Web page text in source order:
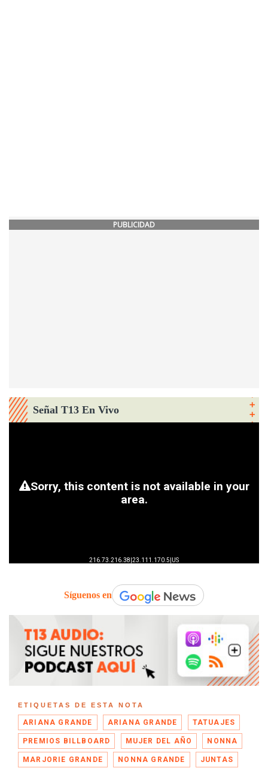
PUBLICIDAD
Señal T13 En Vivo
Síguenos en
ETIQUETAS DE ESTA NOTA
ARIANA GRANDE ARIANA GRANDE TATUAJES
PREMIOS BILLBOARD MUJER DEL AÑO NONNA
MARJORIE GRANDE NONNA GRANDE JUNTAS